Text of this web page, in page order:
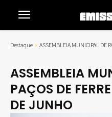
Destaque ASSEMBLEIA MUNICIPAL DE
ASSEMBLEIA
PAÇOS DE
DE JUNHO